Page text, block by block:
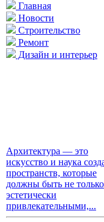
Главная
Новости
Строительство
Ремонт
Дизайн и интерьер
Архитектура — это
искусство и наука
пространств, которые
должны быть не только
эстетически
привлекательными,...